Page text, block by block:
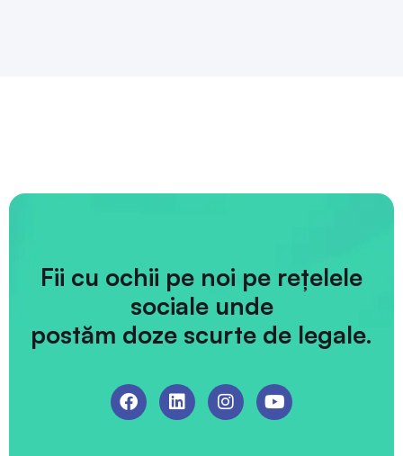
Fii cu ochii pe noi pe rețelele
sociale unde
postăm doze scurte de legale.